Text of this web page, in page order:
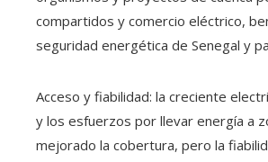
compartidos y comercio eléctrico,
seguridad energética de Senegal y
Acceso y fiabilidad: la creciente
y los esfuerzos por llevar energía a
mejorado la cobertura, pero la